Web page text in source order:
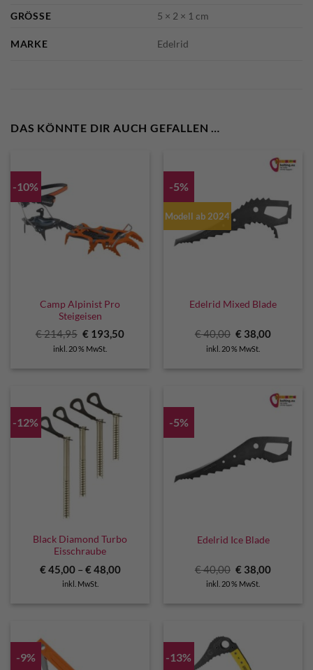
GRÖSSE
5 × 2 × 1 cm
MARKE Edelrid
DAS KÖNNTE DIR AUCH GEFALLEN …
-10%
Camp Alpinist Pro
Steigeisen
€214,95 Ursprünglicher
war:
€ 193,50Aktueller
inkl. 20 % MwSt.
-5%
Modell ab 2024
Edelrid Mixed Blade
€40,00 Ursprünglicher
Preis
war:
€ 38,00
inkl. 20 % MwSt.
-12%
Black Diamond Turbo
Eisschraube
€45,00– €48,00
inkl. MwSt.
-5%
Edelrid Ice Blade
€40,00 Ursprünglicher
Preis
war:
€ 38,00
inkl. 20 % MwSt.
-9% -13%